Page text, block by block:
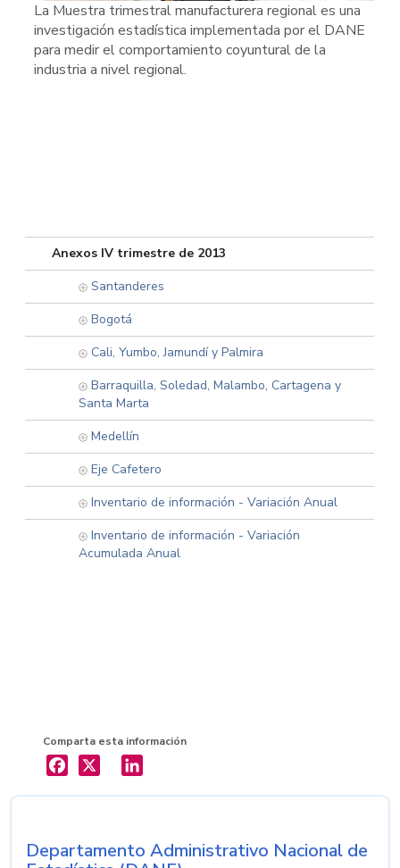
La Muestra trimestral manufacturera regional es una
investigación estadística implementada por el DANE
para medir el comportamiento coyuntural de la
industria a nivel regional.
Anexos IV trimestre de 2013
Santanderes
Bogotá
Cali, Yumbo, Jamundí y Palmira
Barraquilla, Soledad, Malambo, Cartagena y
Santa Marta
Medellín
Eje Cafetero
Inventario de información - Variación Anual
Inventario de información - Variación
Acumulada Anual
Comparta esta información
X LinkedIn
Nombre de la entidad
Departamento Administrativo Nacional de